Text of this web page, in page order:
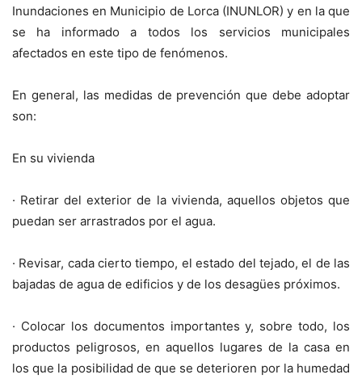
Inundaciones en Municipio de Lorca (INUNLOR) y en la que
se ha informado a todos los servicios municipales
afectados en este tipo de fenómenos.
En general, las medidas de prevención que debe adoptar
son:
En su vivienda
· Retirar del exterior de la vivienda, aquellos objetos que
puedan ser arrastrados por el agua.
· Revisar, cada cierto tiempo, el estado del tejado, el de las
bajadas de agua de edificios y de los desagües próximos.
· Colocar los documentos importantes y, sobre todo, los
productos peligrosos, en aquellos lugares de la casa en
los que la posibilidad de que se deterioren por la humedad